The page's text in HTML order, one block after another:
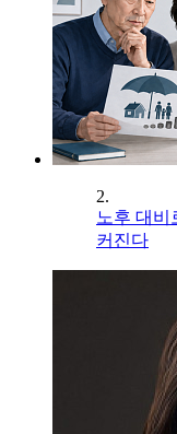
2.
노후 대비
커진다